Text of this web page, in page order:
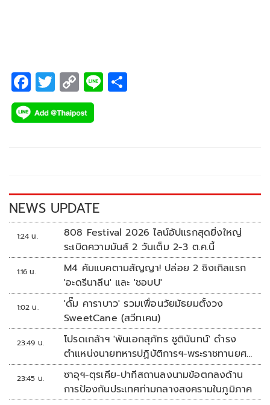
F
ac
e
k
T
wi
tt
C
o
p
k
Li
NEWS UPDATE
1:24 น.
808 Festival 2026 ไลน์อัปแรกสุดยิ่งใหญ่
ระเบิดความมันส์ 2 วันเต็ม 2-3 ต.ค.นี้
1:16 น.
M4 คัมแบคตามสัญญา! ปล่อย 2 ซิงเกิลแรก
'อะดรีนาลีน' และ 'ชอบU'
1:02 น.
'ดั๊ม คาราบาว' รวมเพื่อนวัยมัธยมตั้งวง
SweetCane (สวีทเคน)
23:49 น.
โปรดเกล้าฯ 'พันเอกสุภัทร ชูตินันทน์' ดำรง
ตำแหน่งนายทหารปฏิบัติการฯ-พระราชทานยศ
'พลตรี'
23:45 น.
ซาอุฯ-ตุรเคีย-ปากีสถานลงนามข้อตกลงด้าน
การป้องกันประเทศท่ามกลางสงครามในภูมิภาค